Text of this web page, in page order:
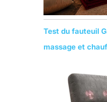
Test du fauteuil
massage et